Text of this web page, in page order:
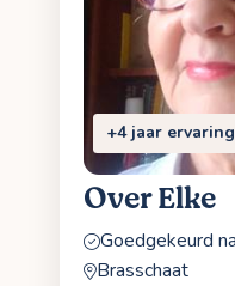
+4 jaar ervaring
Over Elke
Goedgekeurd
Brasschaat